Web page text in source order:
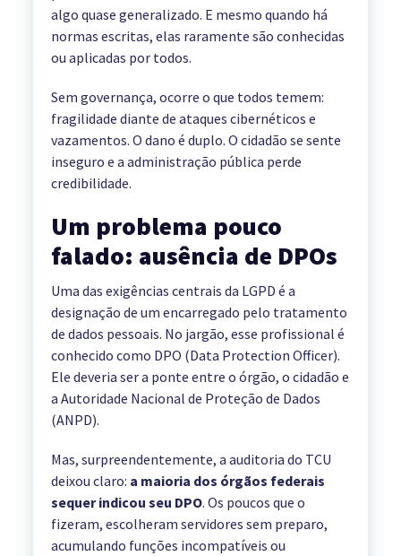
algo quase generalizado. E mesmo quando há
normas escritas, elas raramente são conhecidas
ou aplicadas por todos.
Sem governança, ocorre o que todos temem:
fragilidade diante de ataques cibernéticos e
vazamentos. O dano é duplo. O cidadão se sente
inseguro e a administração pública perde
credibilidade.
Um problema pouco
falado: ausência de DPOs
Uma das exigências centrais da LGPD é a
designação de um encarregado pelo tratamento
de dados pessoais. No jargão, esse profissional é
conhecido como DPO (Data Protection Officer).
Ele deveria ser a ponte entre o órgão, o cidadão e
a Autoridade Nacional de Proteção de Dados
(ANPD).
Mas, surpreendentemente, a auditoria do TCU
deixou claro: a maioria dos órgãos federais
sequer indicou seu DPO. Os poucos que o
fizeram, escolheram servidores sem preparo,
acumulando funções incompatíveis ou